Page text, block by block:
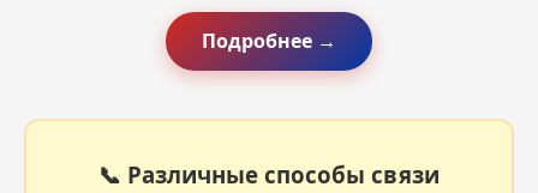
Подробнее →
📞 Различные способы связи